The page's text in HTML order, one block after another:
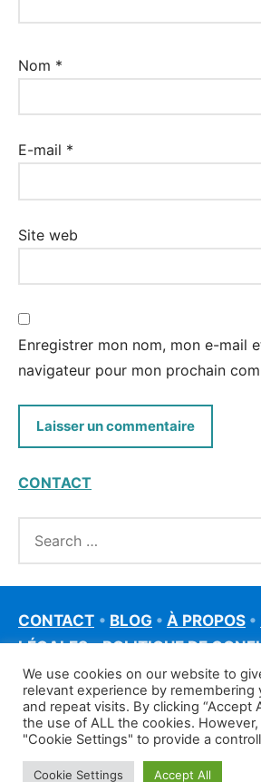
Nom *
E-mail *
Site web
Enregistrer mon nom, mon e-mail
navigateur pour mon prochain
CONTACT
CONTACT • BLOG • À PROPOS •
LÉGALES•POLITIQUE DE
We use cookies on our website to
relevant experience by remembering
and repeat visits. By clicking “Accept
the use of ALL the cookies.
"Cookie Settings" to provide a
Cookie Settings Accept All